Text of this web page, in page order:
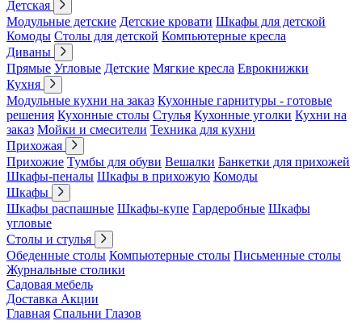
Детская
Модульные детские Детские кровати Шкафы для детской
Комоды Столы для детской Компьютерные кресла
Диваны
Прямые Угловые Детские Мягкие кресла Еврокнижки
Кухня
Модульные кухни на заказ Кухонные гарнитуры - готовые
решения Кухонные столы Стулья Кухонные уголки Кухни на
заказ Мойки и смесители Техника для кухни
Прихожая
Прихожие Тумбы для обуви Вешалки Банкетки для прихожей
Шкафы-пеналы Шкафы в прихожую Комоды
Шкафы
Шкафы распашные Шкафы-купе Гардеробные Шкафы
угловые
Столы и стулья
Обеденные столы Компьютерные столы Письменные столы
Журнальные столики
Садовая мебель
Доставка Акции
Главная Спальни Глазов